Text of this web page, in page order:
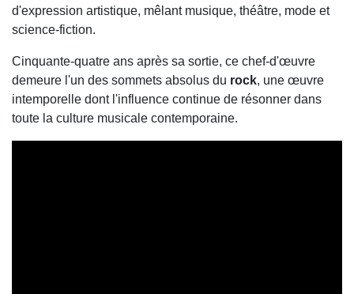
d'expression artistique, mêlant musique, théâtre, mode et
science-fiction.
Cinquante-quatre ans après sa sortie, ce chef-d'œuvre
demeure l'un des sommets absolus du rock, une œuvre
intemporelle dont l'influence continue de résonner dans
toute la culture musicale contemporaine.